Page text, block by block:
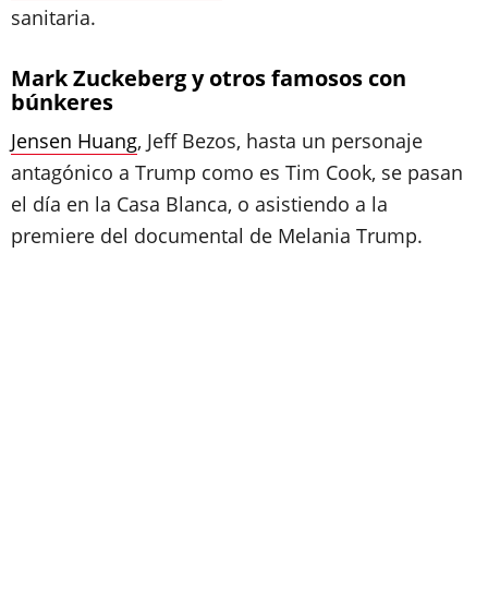
sanitaria.
Mark Zuckeberg y otros famosos con
búnkeres
Jensen Huang, Jeff Bezos, hasta un personaje
antagónico a Trump como es Tim Cook, se pasan
el día en la Casa Blanca, o asistiendo a la
premiere del documental de Melania Trump.